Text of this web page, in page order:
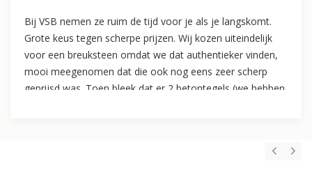
Bij VSB nemen ze ruim de tijd voor je als je langskomt.
Grote keus tegen scherpe prijzen. Wij kozen uiteindelijk
voor een breuksteen omdat we dat authentieker vinden,
mooi meegenomen dat die ook nog eens zeer scherp
geprijsd was. Toen bleek dat er 2 betontegels (we hebben